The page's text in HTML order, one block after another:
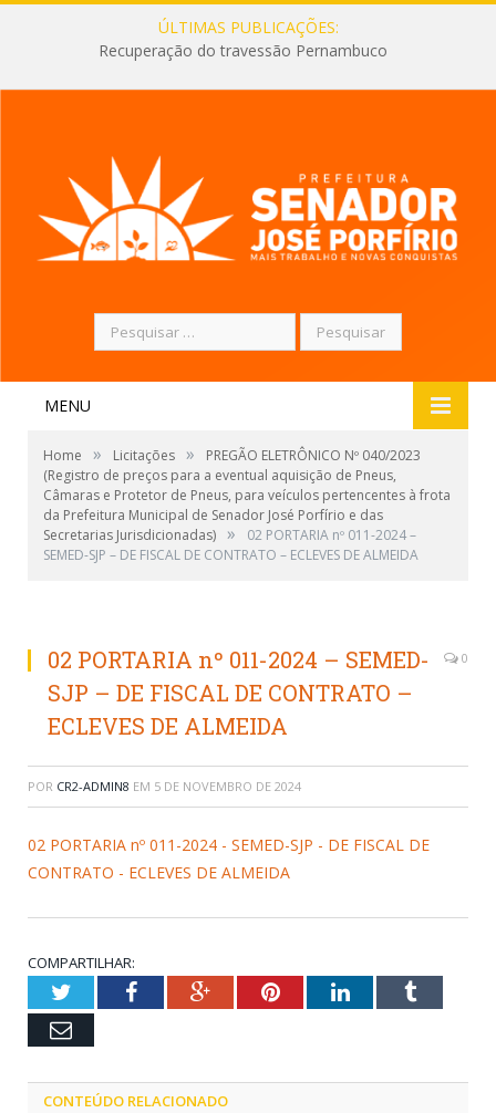
ÚLTIMAS PUBLICAÇÕES:
Recuperação do travessão Pernambuco
Pesquisar
por:
MENU
Home » Licitações »
PREGÃO ELETRÔNICO Nº 040/2023
(Registro de preços para a eventual aquisição de Pneus,
Câmaras e Protetor de Pneus, para veículos pertencentes à frota
da Prefeitura Municipal de Senador José Porfírio e das
Secretarias Jurisdicionadas) »
02 PORTARIA nº 011-2024 –
SEMED-SJP – DE FISCAL DE CONTRATO – ECLEVES DE ALMEIDA
02 PORTARIA nº 011-2024 – SEMED-
SJP – DE FISCAL DE CONTRATO –
ECLEVES DE ALMEIDA
0
POR CR2-ADMIN8 EM 5 DE NOVEMBRO DE 2024
02 PORTARIA nº 011-2024 - SEMED-SJP - DE FISCAL DE
CONTRATO - ECLEVES DE ALMEIDA
COMPARTILHAR:
TwitterFacebookGoogle+PinterestLinkedInTumblr
Email
CONTEÚDO RELACIONADO